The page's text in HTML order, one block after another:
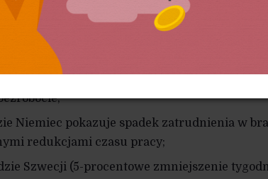
przykładzie Francji (obniżenie czasu pracy z
przez 2–4 proc. pracowników, szczególnie
Brazylii (obniżenie czasu pracy z 48
Niemiec pokazuje spadek zatrudnienia w
redukcjami czasu pracy;
Szwecji (5-procentowe zmniejszenie